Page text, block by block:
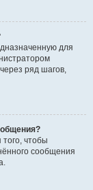
для
ряд шагов,
чтобы
сообщения